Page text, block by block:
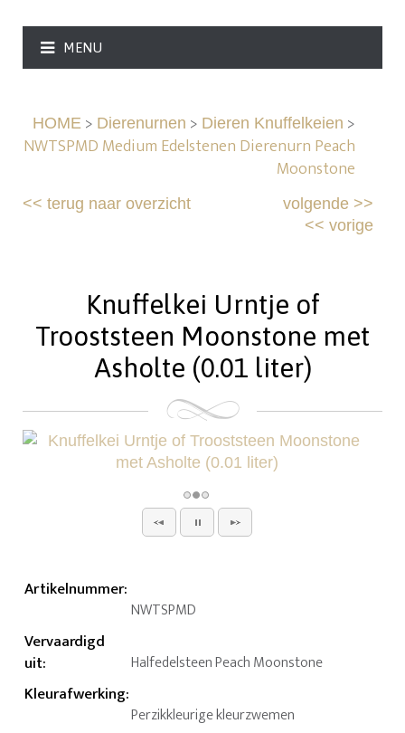
MENU
HOME> Dierenurnen > Dieren Knuffelkeien >
NWTSPMD Medium Edelstenen Dierenurn Peach
Moonstone
<<terug naar overzicht volgende>>
<< vorige
Knuffelkei Urntje of
Trooststeen Moonstone met
Asholte (0.01 liter)
Artikelnummer:
NWTSPMD
Vervaardigd
uit: Halfedelsteen Peach Moonstone
Kleurafwerking:
Perzikkleurige kleurzwemen